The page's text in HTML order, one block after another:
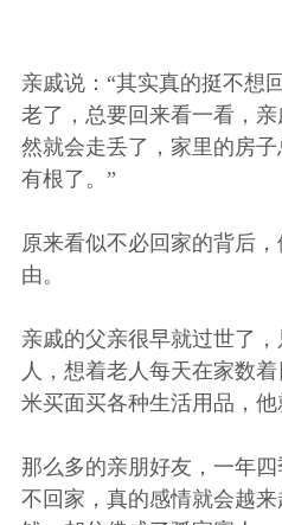
亲戚说：“其实真的挺不想
老了，总要回来看一看，
然就会走丢了，家里的房
有根了。”
原来看似不必回家的背后
由。
亲戚的父亲很早就过世了
人，想着老人每天在家数
米买面买各种生活用品，他
那么多的亲朋好友，一年
不回家，真的感情就会越